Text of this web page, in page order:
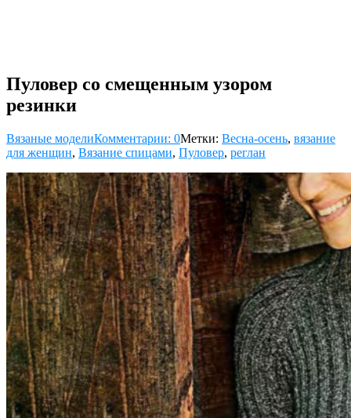
Пуловер со смещенным узором
резинки
Вязаные моделиКомментарии: 0Метки: Весна-осень, вязание
для женщин, Вязание спицами, Пуловер, реглан